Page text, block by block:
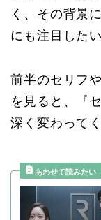
く、その背景
にも注目した
前半のセリフ
を見ると、『
深く変わって